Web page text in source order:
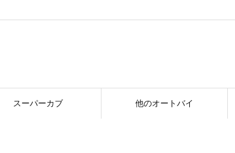
スーパーカブ 他のオートバイ